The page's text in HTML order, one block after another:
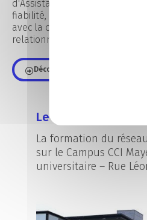
d'Assistant(e) de direction :
fiabilité, efficacité, esprit
avec la capacité d'anticipation,
relationnelle et discrétion.
Découvrez les écoles de
Le campus CCI
La formation du
sur le Campus CCI
universitaire – Rue